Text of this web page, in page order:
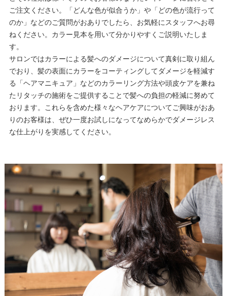
ご注文ください。「どんな色が似合うか」や「どの色が流行って
のか」などのご質問がおありでしたら、お気軽にスタッフへお尋
ねください。カラー見本を用いて分かりやすくご説明いたしま
す。
サロンではカラーによる髪へのダメージについて真剣に取り組ん
でおり、髪の表面にカラーをコーティングしてダメージを軽減す
る「ヘアマニキュア」などのカラーリング方法や頭皮ケアを兼ね
たリタッチの施術をご提供することで髪への負担の軽減に努めて
おります。これらを含めた様々なヘアケアについてご興味がおあ
りのお客様は、ぜひ一度お試しになってなめらかでダメージレス
な仕上がりを実感してください。